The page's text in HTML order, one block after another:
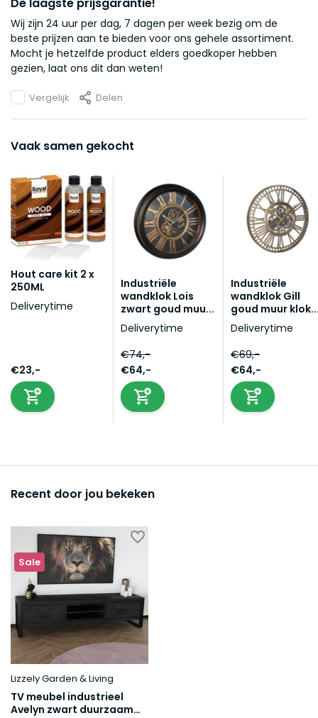
De laagste prijsgarantie!
Wij zijn 24 uur per dag, 7 dagen per week bezig om de
beste prijzen aan te bieden voor ons gehele assortiment.
Mocht je hetzelfde product elders goedkoper hebben
gezien, laat ons dit dan weten!
Vergelijk Delen
Vaak samen gekocht
Hout care kit 2 x
250ML
Deliverytime
€23,-
Industriële
wandklok Lois
zwart goud muu...
Deliverytime
€74,-
€64,-
Industriële
wandklok Gill
goud muur
Deliverytime
€69,-
€64,-
Recent door jou bekeken
Sale
Lizzely Garden & Living
TV meubel industrieel
Avelyn zwart duurzaam